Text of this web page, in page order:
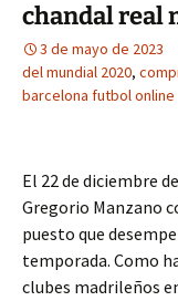
chandal real
3 de mayo de 2023
del mundial 2020,
barcelona futbol online
El 22 de diciembre
Gregorio Manzano
puesto que
temporada. Como
clubes madrileños